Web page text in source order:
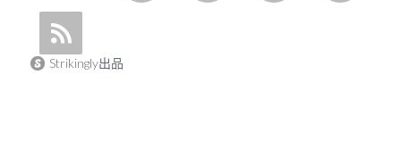
Strikingly出品